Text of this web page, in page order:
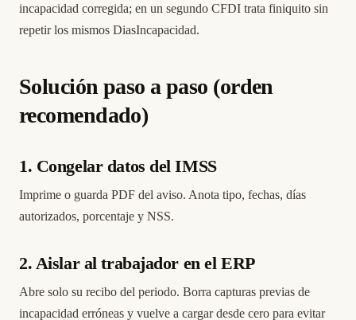
incapacidad corregida; en un segundo CFDI trata finiquito sin
repetir los mismos DiasIncapacidad.
Solución paso a paso (orden
recomendado)
1. Congelar datos del IMSS
Imprime o guarda PDF del aviso. Anota tipo, fechas, días
autorizados, porcentaje y NSS.
2. Aislar al trabajador en el ERP
Abre solo su recibo del periodo. Borra capturas previas de
incapacidad erróneas y vuelve a cargar desde cero para evitar